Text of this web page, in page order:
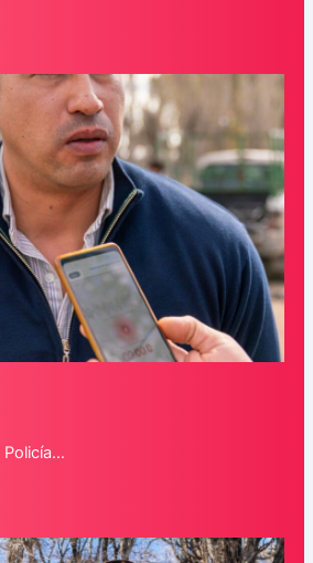
Policía…